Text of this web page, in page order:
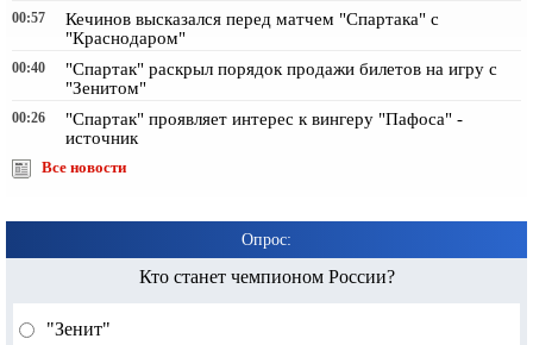
00:57
Кечинов высказался перед матчем "Спартака" с
"Краснодаром"
00:40
"Спартак" раскрыл порядок продажи билетов на игру с
"Зенитом"
00:26
"Спартак" проявляет интерес к вингеру "Пафоса" -
источник
Все новости
Опрос:
Кто станет чемпионом России?
"Зенит"